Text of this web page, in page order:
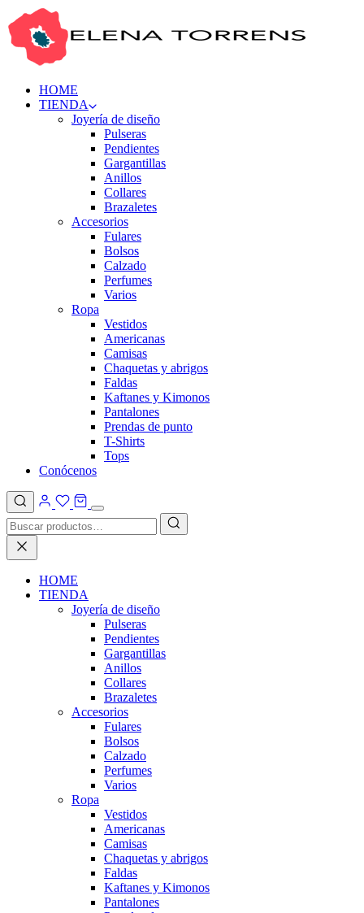
HOME
TIENDA
Joyería de diseño
Pulseras
Pendientes
Gargantillas
Anillos
Collares
Brazaletes
Accesorios
Fulares
Bolsos
Calzado
Perfumes
Varios
Ropa
Vestidos
Americanas
Camisas
Chaquetas y abrigos
Faldas
Kaftanes y Kimonos
Pantalones
Prendas de punto
T-Shirts
Tops
Conócenos
HOME
TIENDA
Joyería de diseño
Pulseras
Pendientes
Gargantillas
Anillos
Collares
Brazaletes
Accesorios
Fulares
Bolsos
Calzado
Perfumes
Varios
Ropa
Vestidos
Americanas
Camisas
Chaquetas y abrigos
Faldas
Kaftanes y Kimonos
Pantalones